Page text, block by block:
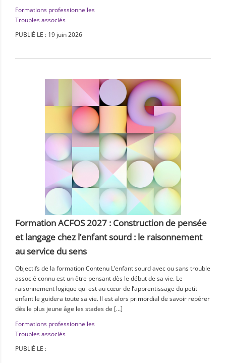
Formations professionnelles
Troubles associés
PUBLIÉ LE : 19 juin 2026
Formation ACFOS 2027 : Construction de pensée
et langage chez l’enfant sourd : le raisonnement
au service du sens
Objectifs de la formation Contenu L’enfant sourd avec ou sans trouble
associé connu est un être pensant dès le début de sa vie. Le
raisonnement logique qui est au cœur de l’apprentissage du petit
enfant le guidera toute sa vie. Il est alors primordial de savoir repérer
dès le plus jeune âge les stades de […]
Formations professionnelles
Troubles associés
PUBLIÉ LE :